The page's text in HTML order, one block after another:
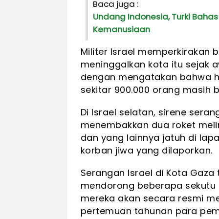
Baca juga :
Undang Indonesia, Turki
Kemanusiaan
Militer Israel memperkirakan
meninggalkan kota itu sejak
dengan mengatakan bahwa
sekitar 900.000 orang masih
Di Israel selatan, sirene
menembakkan dua roket
dan yang lainnya jatuh di
korban jiwa yang dilaporkan.
Serangan Israel di Kota
mendorong beberapa
mereka akan secara resmi
pertemuan tahunan para